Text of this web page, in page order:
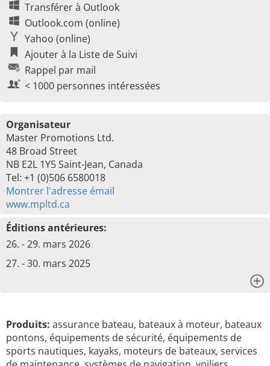
Transférer à Outlook
Outlook.com (online)
Yahoo (online)
Ajouter à la Liste de Suivi
Rappel par mail
< 1000 personnes intéressées
Organisateur
Master Promotions Ltd.
48 Broad Street
NB E2L 1Y5 Saint-Jean, Canada
Tel: +1 (0)506 6580018
Montrer l'adresse émail
www.mpltd.ca
Éditions antérieures:
26. - 29. mars 2026
27. - 30. mars 2025
Produits: assurance bateau, bateaux à moteur, bateaux
pontons, équipements de sécurité, équipements de
sports nautiques, kayaks, moteurs de bateaux, services